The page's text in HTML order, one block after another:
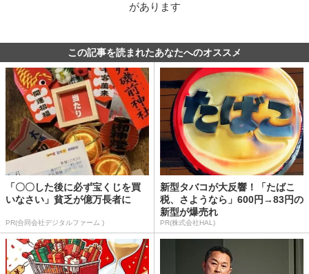
があります
この記事を読まれたあなたへのオススメ
「〇〇した後に必ず宝くじを買
いなさい」貧乏が億万長者に
PR(合同会社デジタルファーム )
新型タバコが大反響！「たばこ
税、さようなら」600円→83円の
新型が爆売れ
PR(株式会社HAL)